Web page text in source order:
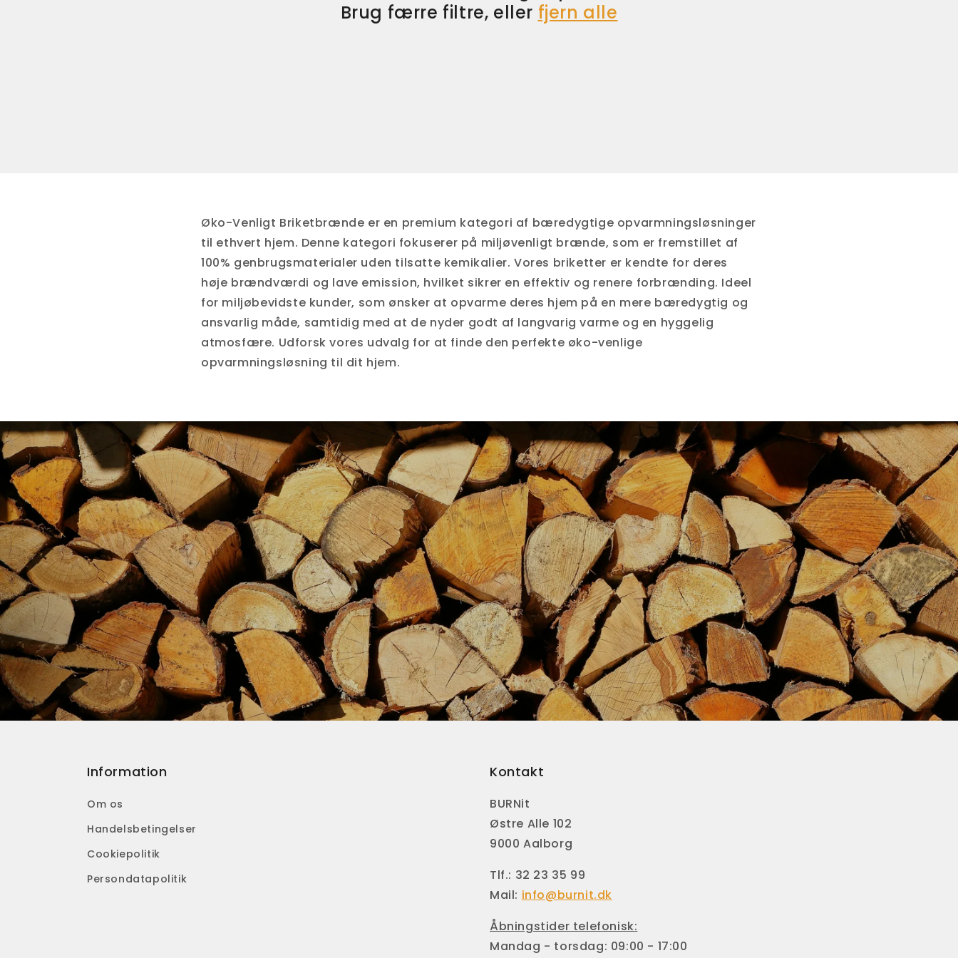
Brug færre filtre, eller fjern alle
Øko-Venligt Briketbrænde er en premium kategori af bæredygtige opvarmningsløsninger
til ethvert hjem. Denne kategori fokuserer på miljøvenligt brænde, som er fremstillet af
100% genbrugsmaterialer uden tilsatte kemikalier. Vores briketter er kendte for deres
høje brændværdi og lave emission, hvilket sikrer en effektiv og renere forbrænding. Ideel
for miljøbevidste kunder, som ønsker at opvarme deres hjem på en mere bæredygtig og
ansvarlig måde, samtidig med at de nyder godt af langvarig varme og en hyggelig
atmosfære. Udforsk vores udvalg for at finde den perfekte øko-venlige
opvarmningsløsning til dit hjem.
Information
Om os
Handelsbetingelser
Cookiepolitik
Persondatapolitik
Kontakt
BURNit
Østre Alle 102
9000 Aalborg
Tlf.: 32 23 35 99
Mail: info@burnit.dk
Åbningstider telefonisk:
Mandag - torsdag: 09:00 - 17:00